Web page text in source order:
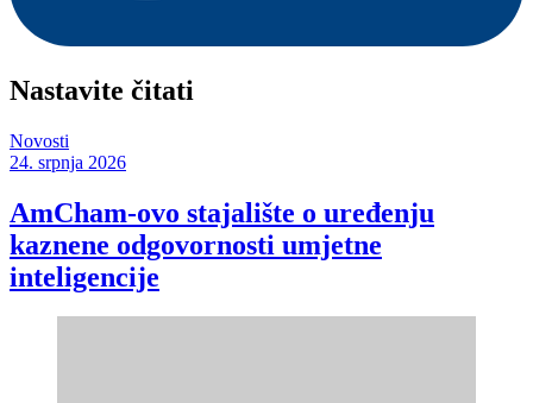
Nastavite čitati
Novosti
24. srpnja 2026
AmCham-ovo stajalište o uređenju
kaznene odgovornosti umjetne
inteligencije